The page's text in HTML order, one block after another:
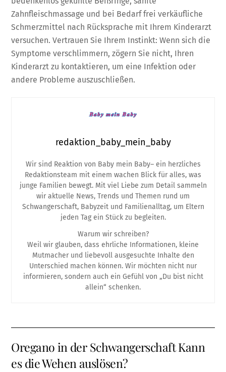
Zahnfleischmassage und bei Bedarf frei verkäufliche
Schmerzmittel nach Rücksprache mit Ihrem Kinderarzt
versuchen. Vertrauen Sie Ihrem Instinkt: Wenn sich die
Symptome verschlimmern, zögern Sie nicht, Ihren
Kinderarzt zu kontaktieren, um eine Infektion oder
andere Probleme auszuschließen.
redaktion_baby_mein_baby
Wir sind Reaktion von Baby mein Baby– ein herzliches
Redaktionsteam mit einem wachen Blick für alles, was
junge Familien bewegt. Mit viel Liebe zum Detail sammeln
wir aktuelle News, Trends und Themen rund um
Schwangerschaft, Babyzeit und Familienalltag, um Eltern
jeden Tag ein Stück zu begleiten.
Warum wir schreiben?
Weil wir glauben, dass ehrliche Informationen, kleine
Mutmacher und liebevoll ausgesuchte Inhalte den
Unterschied machen können. Wir möchten nicht nur
informieren, sondern auch ein Gefühl von „Du bist nicht
allein“ schenken.
Oregano in der Schwangerschaft Kann
es die Wehen auslösen?